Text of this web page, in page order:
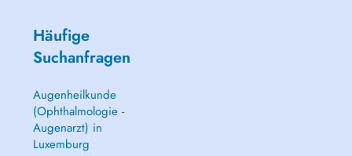
Häufige
Suchanfragen
Augenheilkunde
(Ophthalmologie -
Augenarzt) in
Luxemburg